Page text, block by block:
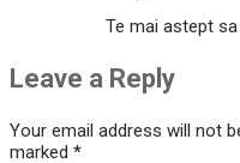
Te mai astept
Leave a Reply
Your email address will not
marked *